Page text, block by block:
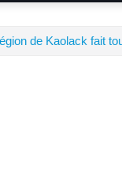
de Kaolack fait